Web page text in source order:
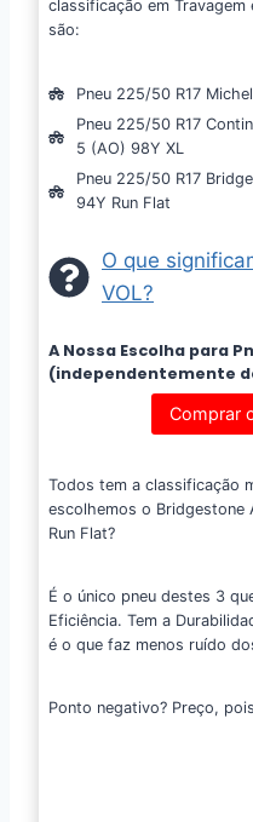
classificação em
são:
Pneu 225/50 R17
Pneu 225/50 R17
5 (AO) 98Y XL
Pneu 225/50 R17
94Y Run Flat
O que
VOL?
A Nossa Escolha para
(independentemente
Comprar
Todos tem a classificação
escolhemos o Bridgestone
Run Flat?
É o único pneu destes 3
Eficiência. Tem a
é o que faz menos ruído
Ponto negativo? Preço,